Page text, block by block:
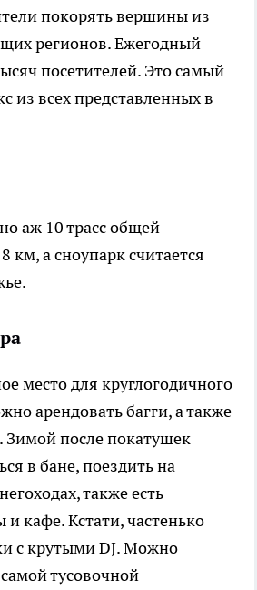
покорять вершины из
регионов. Ежегодный
посетителей. Это самый
из всех представленных в
аж 10 трасс общей
км, а сноупарк считается
место для круглогодичного
арендовать багги, а также
Зимой после покатушек
в бане, поездить на
также есть
кафе. Кстати, частенько
с крутыми DJ. Можно
тусовочной